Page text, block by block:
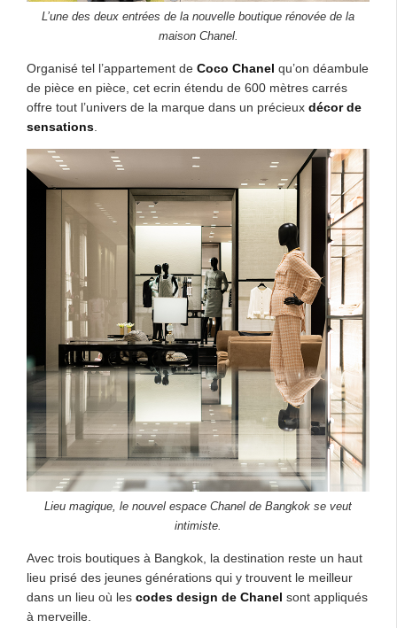
L’une des deux entrées de la nouvelle boutique rénovée de la
maison Chanel.
Organisé tel l’appartement de Coco Chanel qu’on déambule
de pièce en pièce, cet ecrin étendu de 600 mètres carrés
offre tout l’univers de la marque dans un précieux décor de
sensations
Lieu magique, le nouvel espace Chanel de Bangkok se veut
intimiste.
Avec trois boutiques à Bangkok, la destination reste un haut
lieu prisé des jeunes générations qui y trouvent le meilleur
dans un lieu où les codes design de Chanel sont appliqués
à merveille.